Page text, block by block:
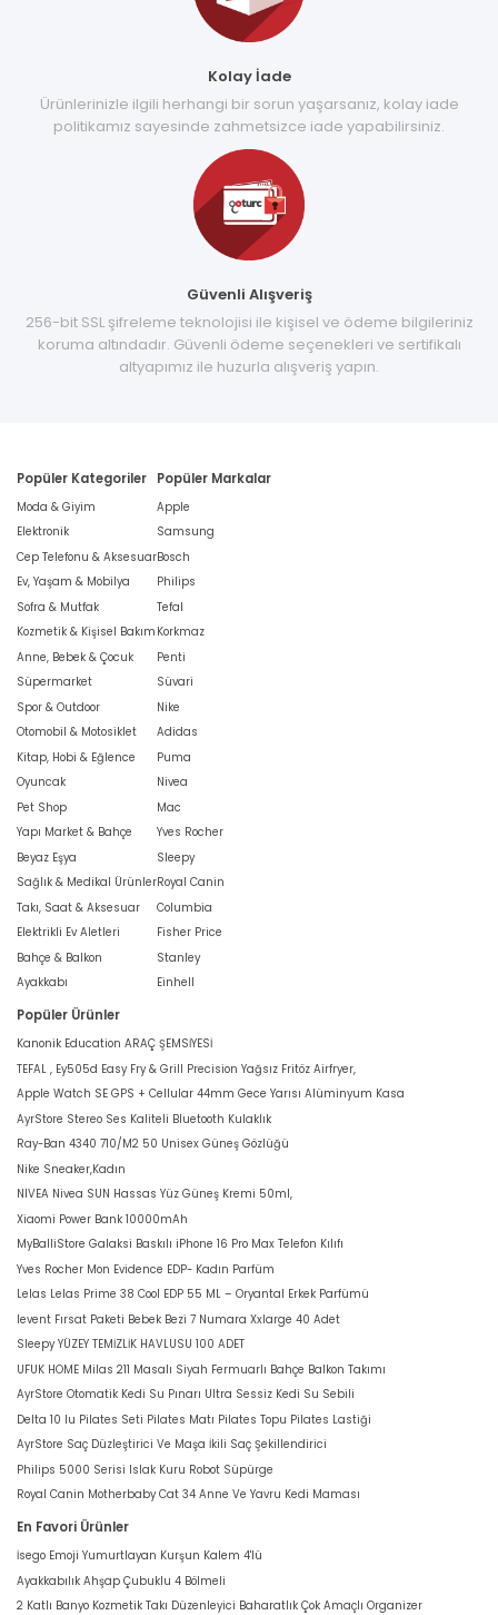
Kolay İade
Ürünlerinizle ilgili herhangi bir sorun yaşarsanız, kolay iade
politikamız sayesinde zahmetsizce iade yapabilirsiniz.
Güvenli Alışveriş
256-bit SSL şifreleme teknolojisi ile kişisel ve ödeme bilgileriniz
koruma altındadır. Güvenli ödeme seçenekleri ve sertifikalı
altyapımız ile huzurla alışveriş yapın.
Popüler Kategoriler
Moda & Giyim
Elektronik
Cep Telefonu & Aksesuar
Ev, Yaşam & Mobilya
Sofra & Mutfak
Kozmetik & Kişisel Bakım
Anne, Bebek & Çocuk
Süpermarket
Spor & Outdoor
Otomobil & Motosiklet
Kitap, Hobi & Eğlence
Oyuncak
Pet Shop
Yapı Market & Bahçe
Beyaz Eşya
Sağlık & Medikal Ürünler
Takı, Saat & Aksesuar
Elektrikli Ev Aletleri
Bahçe & Balkon
Ayakkabı
Popüler Markalar
Apple
Samsung
Bosch
Philips
Tefal
Korkmaz
Penti
Süvari
Nike
Adidas
Puma
Nivea
Mac
Yves Rocher
Sleepy
Royal Canin
Columbia
Fisher Price
Stanley
Einhell
Popüler Ürünler
Kanonik Education ARAÇ ŞEMSİYESİ
TEFAL , Ey505d Easy Fry & Grill Precision Yağsız Fritöz Airfryer,
Apple Watch SE GPS + Cellular 44mm Gece Yarısı Alüminyum Kasa
AyrStore Stereo Ses Kaliteli Bluetooth Kulaklık
Ray-Ban 4340 710/M2 50 Unisex Güneş Gözlüğü
Nike Sneaker,Kadın
NIVEA Nivea SUN Hassas Yüz Güneş Kremi 50ml,
Xiaomi Power Bank 10000mAh
MyBalliStore Galaksi Baskılı iPhone 16 Pro Max Telefon Kılıfı
Yves Rocher Mon Evidence EDP- Kadın Parfüm
Lelas Lelas Prime 38 Cool EDP 55 ML – Oryantal Erkek Parfümü
levent Fırsat Paketi Bebek Bezi 7 Numara Xxlarge 40 Adet
Sleepy YÜZEY TEMİZLİK HAVLUSU 100 ADET
UFUK HOME Milas 211 Masalı Siyah Fermuarlı Bahçe Balkon Takımı
AyrStore Otomatik Kedi Su Pınarı Ultra Sessiz Kedi Su Sebili
Delta 10 lu Pilates Seti Pilates Matı Pilates Topu Pilates Lastiği
AyrStore Saç Düzleştirici Ve Maşa İkili Saç Şekillendirici
Philips 5000 Serisi Islak Kuru Robot Süpürge
Royal Canin Motherbaby Cat 34 Anne Ve Yavru Kedi Maması
En Favori Ürünler
İsego Emoji Yumurtlayan Kurşun Kalem 4'lü
Ayakkabılık Ahşap Çubuklu 4 Bölmeli
2 Katlı Banyo Kozmetik Takı Düzenleyici Baharatlık Çok Amaçlı Organizer